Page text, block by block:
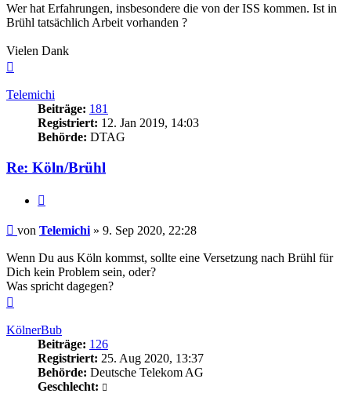
Wer hat Erfahrungen, insbesondere die von der ISS kommen. Ist in
Brühl tatsächlich Arbeit vorhanden ?
Vielen Dank
Telemichi
Beiträge: 181
Registriert: 12. Jan 2019, 14:03
Behörde: DTAG
Re: Köln/Brühl
Beitrag
von Telemichi » 9. Sep 2020, 22:28
Wenn Du aus Köln kommst, sollte eine Versetzung nach Brühl für
Dich kein Problem sein, oder?
Was spricht dagegen?
KölnerBub
Beiträge: 126
Registriert: 25. Aug 2020, 13:37
Behörde: Deutsche Telekom AG
Geschlecht: